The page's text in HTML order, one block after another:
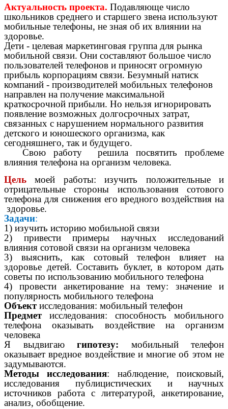
Актуальность проекта. Подавляюще число
школьников среднего и старшего звена используют
мобильные телефоны, не зная об их влиянии на
здоровье.
Дети - целевая маркетинговая группа для рынка
мобильной связи. Они составляют большое число
пользователей телефонов и приносят огромную
прибыль корпорациям связи. Безумный натиск
компаний - производителей мобильных телефонов
направлен на получение максимальной
краткосрочной прибыли. Но нельзя игнорировать
появление возможных долгосрочных затрат,
связанных с нарушением нормального развития
детского и юношеского организма, как
сегодняшнего, так и будущего.
Свою работу решила посвятить проблеме
влияния телефона на организм человека.
Цель
моей работы: изучить положительные и
отрицательные стороны использования сотового
телефона для снижения его вредного воздействия на
здоровье.
Задачи:
1) изучить историю мобильной связи
2) привести примеры научных исследований
влияния сотовой связи на организм человека
3) выяснить, как сотовый телефон влияет на
здоровье детей. Составить буклет, в котором дать
советы по использованию мобильного телефона
4) провести анкетирование на тему: значение и
популярность мобильного телефона
Объектисследования: мобильный телефон
Предметисследования: способность мобильного
телефона оказывать воздействие на организм
человека
Я выдвигаю гипотезу: мобильный телефон
оказывает вредное воздействие и многие об этом не
задумываются.
Методы исследования: наблюдение, поисковый,
исследования публицистических и научных
источников работа с литературой, анкетирование,
анализ, обобщение.